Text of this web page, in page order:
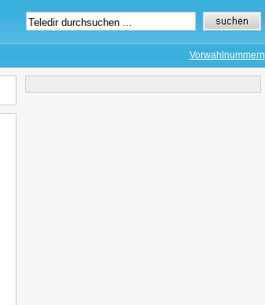
Vorwahlnummern